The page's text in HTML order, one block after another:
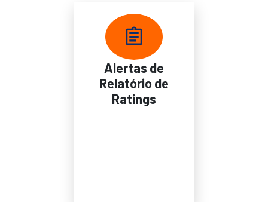
Alertas de
Relatório de
Ratings